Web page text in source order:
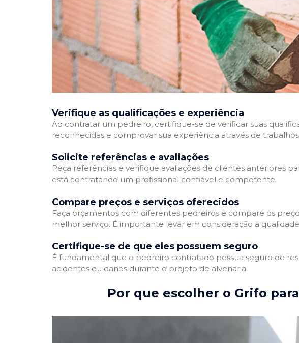
Verifique as qualificações e experiência
Ao contratar um pedreiro, certifique-se de verificar suas
reconhecidas e comprovar sua experiência através de
Solicite referências e avaliações
Peça referências e verifique avaliações de clientes anteriores
está contratando um profissional confiável e competente.
Compare preços e serviços oferecidos
Faça orçamentos com diferentes pedreiros e compare os
melhor serviço. É importante levar em consideração a
Certifique-se de que eles possuem seguro
É fundamental que o pedreiro contratado possua seguro de
acidentes ou danos durante o projeto de alvenaria.
Por que escolher o Grifo